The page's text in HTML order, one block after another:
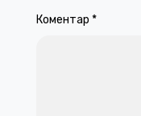
Коментар *